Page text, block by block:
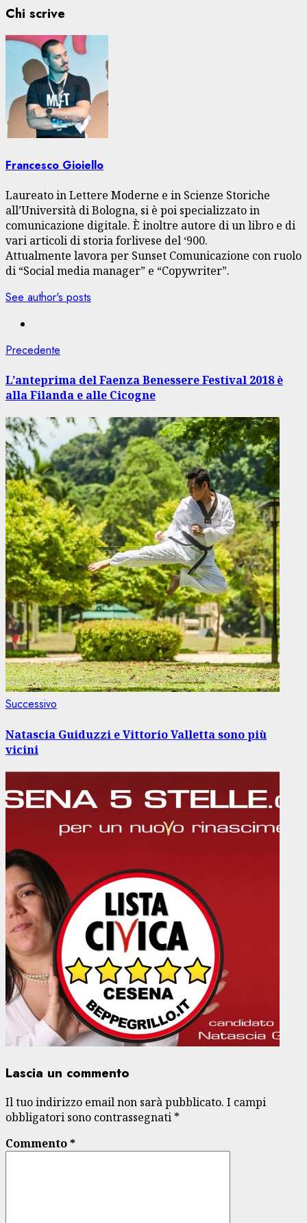
Chi scrive
Francesco Gioiello
Laureato in Lettere Moderne e in Scienze Storiche
all’Università di Bologna, si è poi specializzato in
comunicazione digitale. È inoltre autore di un libro e di
vari articoli di storia forlivese del ‘900.
Attualmente lavora per Sunset Comunicazione con ruolo
di “Social media manager” e “Copywriter”.
See author's posts
Navigazione
articolo
Precedente
L’anteprima del Faenza Benessere Festival 2018 è
alla Filanda e alle Cicogne
Successivo
Natascia Guiduzzi e Vittorio Valletta sono più
vicini
Lascia un commento
Il tuo indirizzo email non sarà pubblicato. I campi
obbligatori sono contrassegnati *
Commento*